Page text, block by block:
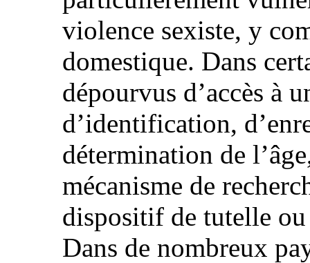
violence sexiste, y
domestique. Dans
dépourvus d’accès à
d’identification,
détermination de
mécanisme de
dispositif de tutelle
Dans de nombreux